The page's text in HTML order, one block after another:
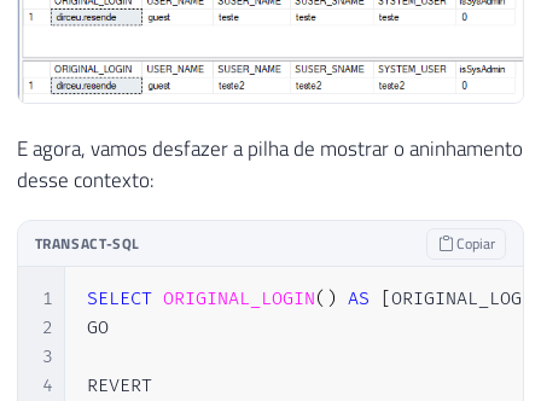
E agora, vamos desfazer a pilha de mostrar o aninhamento
desse contexto:
TRANSACT-SQL Copiar
1
2
3
4
SELECT ORIGINAL_LOGIN( ) AS [
GO
REVERT